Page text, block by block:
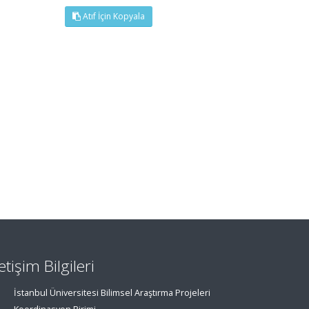
Atıf İçin Kopyala
Bilgileri
İstanbul Üniversitesi Bilimsel Araştırma Projeleri